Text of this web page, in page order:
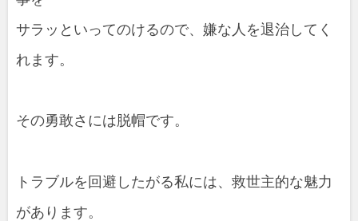
サラッといってのけるので、嫌な人を退治してく
れます。
その勇敢さには脱帽です。
トラブルを回避したがる私には、救世主的な魅力
があります。